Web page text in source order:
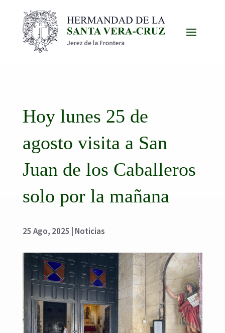
Hoy lunes 25 de
agosto visita a San
Juan de los Caballeros
solo por la mañana
25 Ago, 2025 Noticias